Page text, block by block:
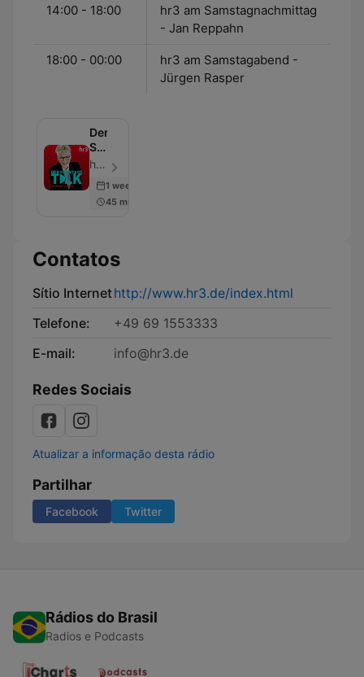
14:00 - 18:00
hr3 am Samstagnachmittag
- Jan Reppahn
18:00 - 00:00
hr3 am Samstagabend -
Jürgen Rasper
Der
Sonntagstalk
mit
Bärbel
Schäfer
von
hr3 - Episódio 81
1 week ago
45 min
Contatos
Sítio Internethttp://www.hr3.de/index.html
Telefone:
+49 69 1553333
E-mail:
info@hr3.de
Redes Sociais
Atualizar a informação desta rádio
Partilhar
Facebook Twitter
Rádios do Brasil
Radios e Podcasts